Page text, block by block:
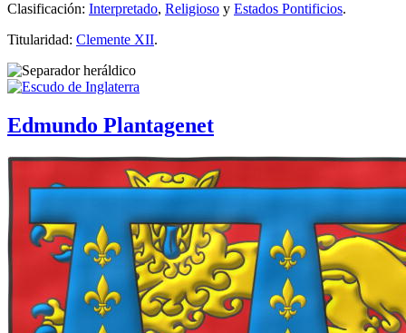
Clasificación: Interpretado, Religioso y Estados Pontificios.
Titularidad: Clemente XII.
Edmundo Plantagenet